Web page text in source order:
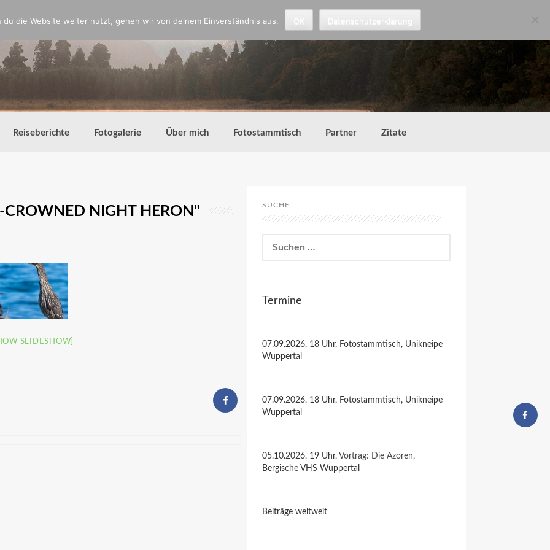
Reiseberichte Fotogalerie Über mich Fotostammtisch Partner Zitate
CROWNED NIGHT HERON"
SLIDESHOW]
SUCHE
nach:
Termine
07.09.2026, 18 Uhr, Fotostammtisch, Unikneipe
Wuppertal
07.09.2026, 18 Uhr, Fotostammtisch, Unikneipe
Wuppertal
05.10.2026, 19 Uhr, Vortrag: Die Azoren,
Bergische VHS Wuppertal
Beiträge weltweit
die Website weiter nutzt, gehen wir von deinem Einverständnis aus.